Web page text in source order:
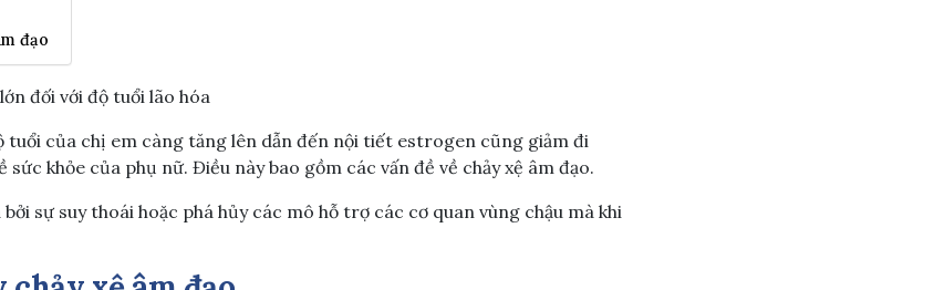
đạo
đối với độ tuổi lão hóa
của chị em càng tăng lên dẫn đến nội tiết estrogen cũng giảm đi
khỏe của phụ nữ. Điều này bao gồm các vấn đề về chảy xệ âm đạo.
sự suy thoái hoặc phá hủy các mô hỗ trợ các cơ quan vùng chậu mà khi